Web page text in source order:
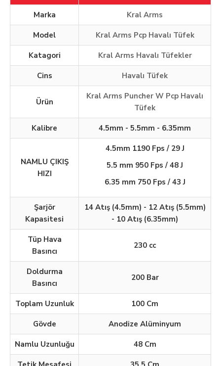
Marka Kral Arms
Model Kral Arms Pcp Havalı Tüfek
Katagori Kral Arms Havalı Tüfekler
Cins Havalı Tüfek
Ürün
Kral Arms Puncher W Pcp Havalı
Tüfek
Kalibre 4.5mm - 5.5mm - 6.35mm
NAMLU ÇIKIŞ
HIZI
4.5mm 1190 Fps / 29 J
5.5 mm 950 Fps / 48 J
6.35 mm 750 Fps / 43 J
Şarjör
Kapasitesi
14 Atış (4.5mm) - 12 Atış (5.5mm)
- 10 Atış (6.35mm)
Tüp Hava
Basıncı
230 cc
Doldurma
Basıncı
200 Bar
Toplam Uzunluk 100 Cm
Gövde Anodize Alüminyum
Namlu Uzunluğu 48 Cm